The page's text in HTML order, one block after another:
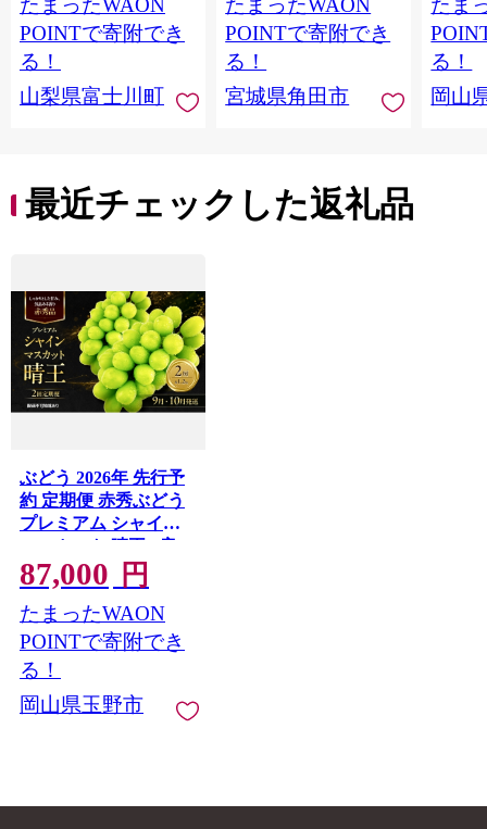
１ｋｇ以上（２〜３
房） フルーツ 山梨県
産 果物 くだもの シャ
イン マスカット ぶど
う ブドウ 葡萄 大粒 種
たまったWAON
POINTで寄附でき
る！
山梨県富士川町
樹園 宮城県 角田市
【先行予約（2026年発
送分）】
たまったWAON
POINTで寄附でき
る！
宮城県角田市
旬 シ
ト 果
ーチ
限定
momo
たま
る！
岡山
最近チェックした返礼品
ぶどう 2026年 先行予
約 定期便 赤秀ぶどう
プレミアム シャイン
マスカット 晴王 2房
1.2kg 9月・10月 2回発
送 船穂産 赤秀品 皮ご
と食べる みずみずし
い 岡山県産 満天フル
ーツ
87,000 円
たまったWAON
POINTで寄附でき
る！
岡山県玉野市